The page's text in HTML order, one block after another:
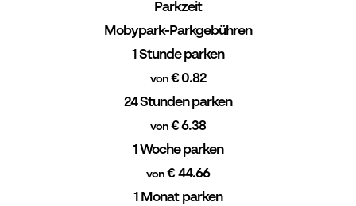
Parkzeit
Mobypark-Parkgebühren
1 Stunde parken
von€ 0.82
24 Stunden parken
von€ 6.38
1 Woche parken
von € 44.66
1 Monat parken